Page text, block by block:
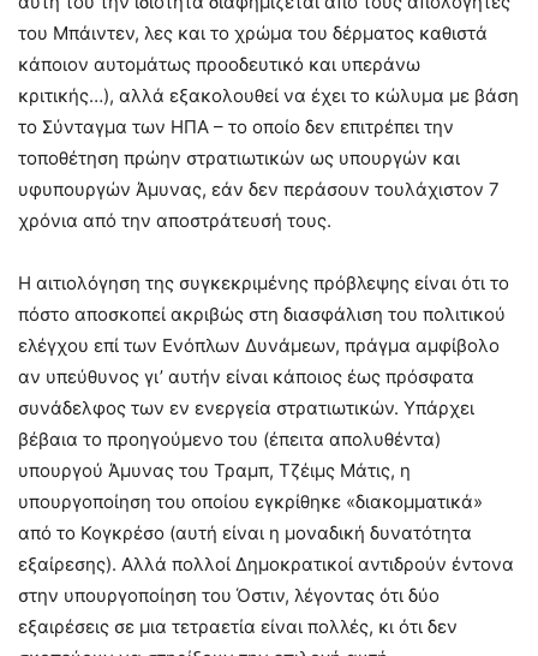
του Μπάιντεν, λες και το χρώμα του δέρματος καθιστά
κάποιον αυτομάτως προοδευτικό και υπεράνω
κριτικής…), αλλά εξακολουθεί να έχει το κώλυμα με βάση
το Σύνταγμα των ΗΠΑ – το οποίο δεν επιτρέπει την
τοποθέτηση πρώην στρατιωτικών ως υπουργών και
υφυπουργών Άμυνας, εάν δεν περάσουν τουλάχιστον 7
χρόνια από την αποστράτευσή τους.
Η αιτιολόγηση της συγκεκριμένης πρόβλεψης είναι ότι το
πόστο αποσκοπεί ακριβώς στη διασφάλιση του πολιτικού
ελέγχου επί των Ενόπλων Δυνάμεων, πράγμα αμφίβολο
αν υπεύθυνος γι’ αυτήν είναι κάποιος έως πρόσφατα
συνάδελφος των εν ενεργεία στρατιωτικών. Υπάρχει
βέβαια το προηγούμενο του (έπειτα απολυθέντα)
υπουργού Άμυνας του Τραμπ, Τζέιμς Μάτις, η
υπουργοποίηση του οποίου εγκρίθηκε «διακομματικά»
από το Κογκρέσο (αυτή είναι η μοναδική δυνατότητα
εξαίρεσης). Αλλά πολλοί Δημοκρατικοί αντιδρούν έντονα
στην υπουργοποίηση του Όστιν, λέγοντας ότι δύο
εξαιρέσεις σε μια τετραετία είναι πολλές, κι ότι δεν